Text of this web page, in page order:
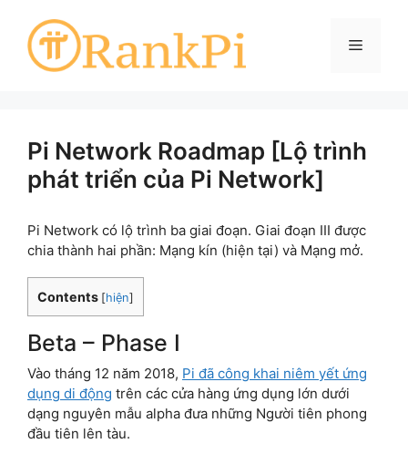
content
Menu
Pi Network Roadmap [Lộ trình
phát triển của Pi Network]
Pi Network có lộ trình ba giai đoạn. Giai đoạn III được
chia thành hai phần: Mạng kín (hiện tại) và Mạng mở.
Contents [hiện]
Beta – Phase I
Vào tháng 12 năm 2018, Pi đã công khai niêm yết ứng
dụng di động trên các cửa hàng ứng dụng lớn dưới
dạng nguyên mẫu alpha đưa những Người tiên phong
đầu tiên lên tàu.